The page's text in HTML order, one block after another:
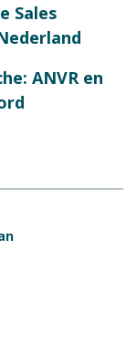
Sales
ANVR en